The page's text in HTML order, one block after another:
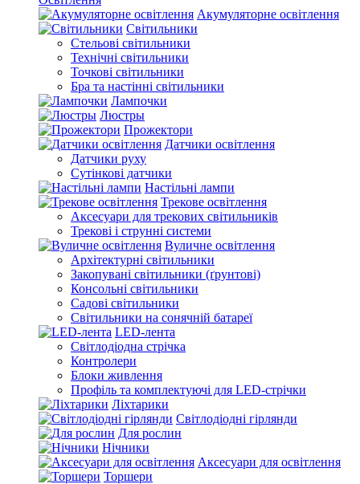
Акумуляторне освітлення
Світильники
Стельові світильники
Технічні світильники
Точкові світильники
Бра та настінні світильники
Лампочки
Люстры
Прожектори
Датчики освітлення
Датчики руху
Сутінкові датчики
Настільні лампи
Трекове освітлення
Аксесуари для трекових світильників
Трекові і струнні системи
Вуличне освітлення
Архітектурні світильники
Закопувані світильники (ґрунтові)
Консольні світильники
Садові світильники
Світильники на сонячній батареї
LED-лента
Світлодіодна стрічка
Контролери
Блоки живлення
Профіль та комплектуючі для LED-стрічки
Ліхтарики
Світлодіодні гірлянди
Для рослин
Нічники
Аксесуари для освітлення
Торшери